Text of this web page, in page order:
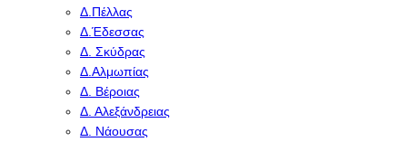
Δ.Πέλλας
Δ.Έδεσσας
Δ. Σκύδρας
Δ.Αλμωπίας
Δ. Βέροιας
Δ. Αλεξάνδρειας
Δ. Νάουσας